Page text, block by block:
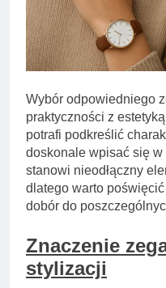
Wybór odpowiedniego
praktyczności z
potrafi podkreślić
doskonale wpisać się
stanowi nieodłączny
dlatego warto
dobór do
Znaczenie
stylizacji